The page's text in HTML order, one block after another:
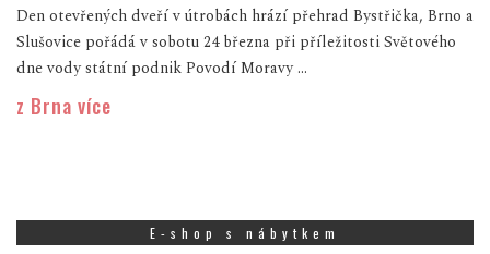
Den otevřených dveří v útrobách hrází přehrad Bystřička, Brno a
Slušovice pořádá v sobotu 24 března při příležitosti Světového
dne vody státní podnik Povodí Moravy ...
z Brna více
E-shop s nábytkem